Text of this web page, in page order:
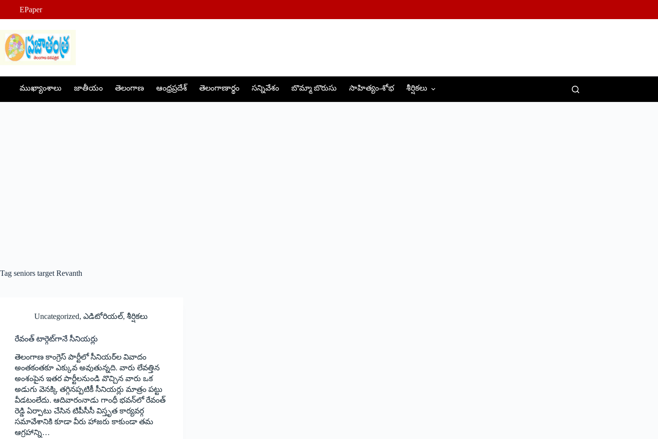
content
EPaper
ముఖ్యాంశాలు జాతీయం తెలంగాణ ఆంధ్రప్రదేశ్ తెలంగాణార్థం సన్నివేశం బొమ్మా బొరుసు సాహిత్యం-శోభ శీర్షికలు
Tag seniors target Revanth
Uncategorized, ఎడిటోరియల్, శీర్షికలు
రేవంత్‌ ‌టార్గెట్‌గానే సీనియర్లు
తెలంగాణ కాంగ్రెస్‌ ‌పార్టీలో సీనియర్‌ల వివాదం
అంతకంతకూ ఎక్కువ అవుతున్నది. వారు లేవత్తిన
అంశంపైన ఇతర పార్టీలనుండి వొచ్చిన వారు ఒక
అడుగు వెనక్కి తగ్గినప్పటికీ సీనియర్లు మాత్రం పట్టు
వీడటంలేదు. ఆదివారంనాడు గాంధీ భవన్‌లో రేవంత్‌
‌రెడ్డి ఏర్పాటు చేసిన టిపీసీసీ విస్తృత కార్యవర్గ
సమావేశానికి కూడా వీరు హాజరు కాకుండా తమ
ఆగ్రహాన్ని…